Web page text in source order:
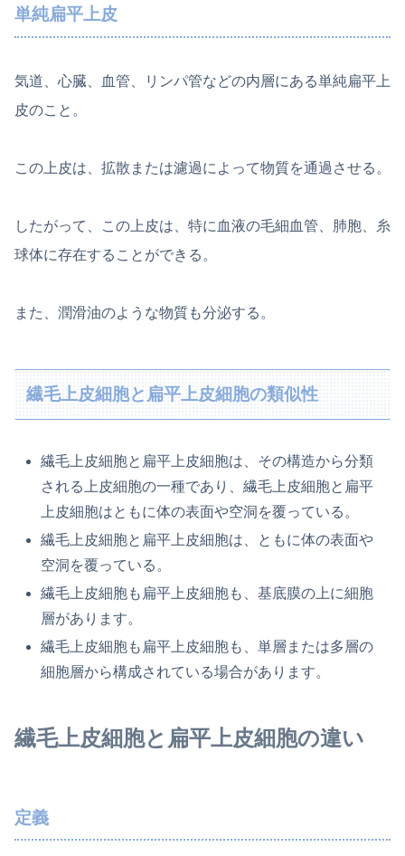
単純扁平上皮
気道、心臓、血管、リンパ管などの内層にある単純扁平上
皮のこと。
この上皮は、拡散または濾過によって物質を通過させる。
したがって、この上皮は、特に血液の毛細血管、肺胞、糸
球体に存在することができる。
また、潤滑油のような物質も分泌する。
繊毛上皮細胞と扁平上皮細胞の類似性
繊毛上皮細胞と扁平上皮細胞は、その構造から分類
される上皮細胞の一種であり、繊毛上皮細胞と扁平
上皮細胞はともに体の表面や空洞を覆っている。
繊毛上皮細胞と扁平上皮細胞は、ともに体の表面や
空洞を覆っている。
繊毛上皮細胞も扁平上皮細胞も、基底膜の上に細胞
層があります。
繊毛上皮細胞も扁平上皮細胞も、単層または多層の
細胞層から構成されている場合があります。
繊毛上皮細胞と扁平上皮細胞の違い
定義